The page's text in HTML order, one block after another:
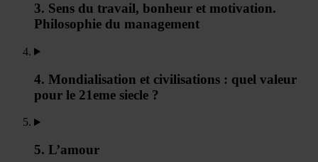
3. Sens du travail, bonheur et motivation.
Philosophie du management
4. Mondialisation et civilisations : quel valeur
pour le 21eme siecle ?
5. L’amour